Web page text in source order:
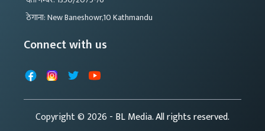
ठेगाना: New Baneshowr,10 Kathmandu
Connect with us
FacebookInstagram
X YouTube
Copyright © 2026- BL Media. All rights reserved.